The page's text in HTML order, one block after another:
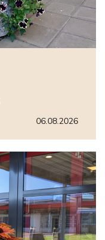
06.08.2026